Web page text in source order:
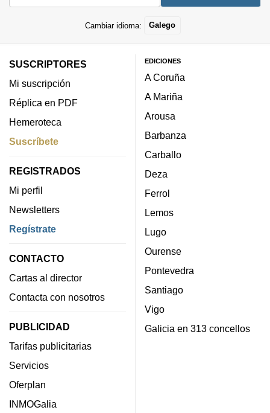
Cambiar idioma: Galego
SUSCRIPTORES
Mi suscripción
Réplica en PDF
Hemeroteca
Suscríbete
REGISTRADOS
Mi perfil
Newsletters
Regístrate
CONTACTO
Cartas al director
Contacta con nosotros
PUBLICIDAD
Tarifas publicitarias
Servicios
Oferplan
INMOGalia
EDICIONES
A Coruña
A Mariña
Arousa
Barbanza
Carballo
Deza
Ferrol
Lemos
Lugo
Ourense
Pontevedra
Santiago
Vigo
Galicia en 313 concellos